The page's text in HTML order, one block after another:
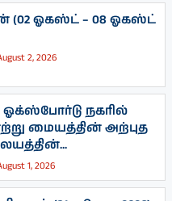
(02 ஓகஸ்ட் – 08 ஓகஸ்ட்
2, 2026
ஓக்ஸ்போர்டு நகரில்
மையத்தின் அற்புத
1, 2026